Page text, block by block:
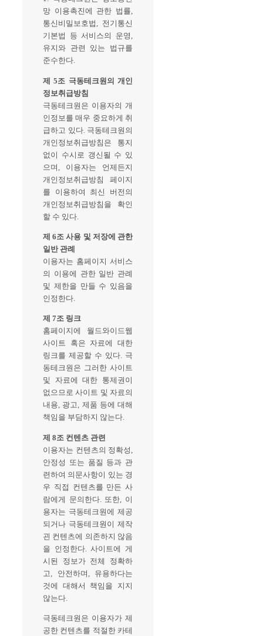
망 이용촉진에 관한 법률,
통신비밀보호법, 전기통신
기본법 등 서비스의 운영,
유지와 관련 있는 법규를
준수한다.
제 5조 극동테크원의 개인
정보취급방침
극동테크원은 이용자의 개
인정보를 매우 중요하게 취
급하고 있다. 극동테크원의
개인정보취급방침은 통지
없이 수시로 갱신될 수 있
으며, 이용자는 언제든지
개인정보취급방침 페이지
를 이용하여 최신 버전의
개인정보취급방침을 확인
할 수 있다.
제 6조 사용 및 저장에 관한
일반 관례
이용자는 홈페이지 서비스
의 이용에 관한 일반 관례
및 제한을 만들 수 있음을
인정한다.
제 7조 링크
홈페이지에 월드와이드웹
사이트 혹은 자료에 대한
링크를 제공할 수 있다. 극
동테크원은 그러한 사이트
및 자료에 대한 통제권이
없으므로 사이트 및 자료의
내용, 광고, 제품 등에 대해
책임을 부담하지 않는다.
제 8조 컨텐츠 관련
이용자는 컨텐츠의 정확성,
안정성 또는 품질 등과 관
련하여 의문사항이 있는 경
우 직접 컨텐츠를 만든 사
람에게 문의한다. 또한, 이
용자는 극동테크원에 제공
되거나 극동테크원이 제작
괸 컨텐츠에 의존하지 않음
을 인정한다. 사이트에 게
시된 정보가 전체 정확하
고, 안전하며, 유용하다는
것에 대해서 책임을 지지
않는다.
극동테크원은 이용자가 제
공한 컨텐츠를 적절한 카테